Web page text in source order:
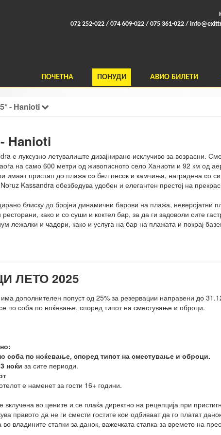
072 252-022 / 074 609-022 / 075 361-022 /
ПОЧЕТНА ПОНУДИ АВИО БИЛЕТИ
- Hanioti
Hanioti
е луксузно летувалиште дизајнирано исклучиво за возрасни.
на само 600 метри од живописното село Ханиоти и 92 км од
имаат пристап до плажа со бел песок и камчиња, наградена со
Kassandra обезбедува удобен и елегантен престој на
блиску до бројни динамични барови на плажа, неверојатни
ресторани, како и со суши и коктел бар, за да ги задоволи сите
лежалки и чадори, како и услуга на бар на плажата и покрај
ЛЕТО 2025
дополнителен попуст од 25% за резервации направени до
по соба по ноќевање, според типот на сместување и оброци.
по ноќевање, според типот на сместување и оброци.
3 ноќи за сите периоди.
е наменет за гости 16+ години.
вклучена во цените и се плаќа директно на рецепција при
правото да не ги смести гостите кои одбиваат да го платат
владините стапки за данок, важечката стапка за времето на